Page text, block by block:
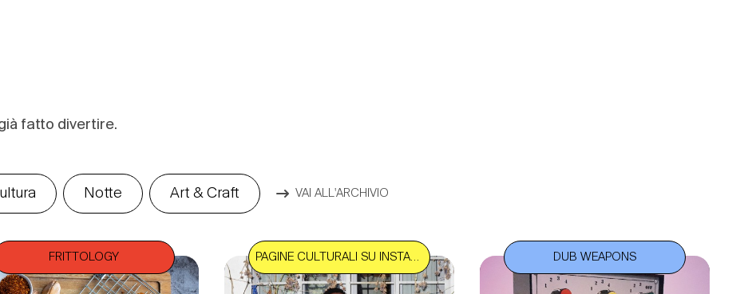
fatto divertire.
Notte Art & Craft VAI ALL'ARCHIVIO
FRITTOLOGY PAGINE CULTURALI SU INSTAGRAM DUB WEAPONS